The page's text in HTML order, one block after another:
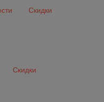
Скидки
Скидки